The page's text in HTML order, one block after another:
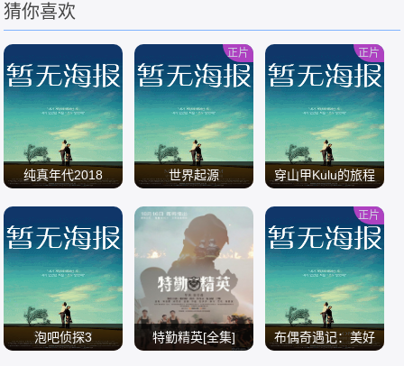
猜你喜欢
纯真年代2018
/
世界起源
/
正片
穿山甲Kulu的旅程
/
正片
泡吧侦探3 特勤精英[全集]
布偶奇遇记：美好
正片